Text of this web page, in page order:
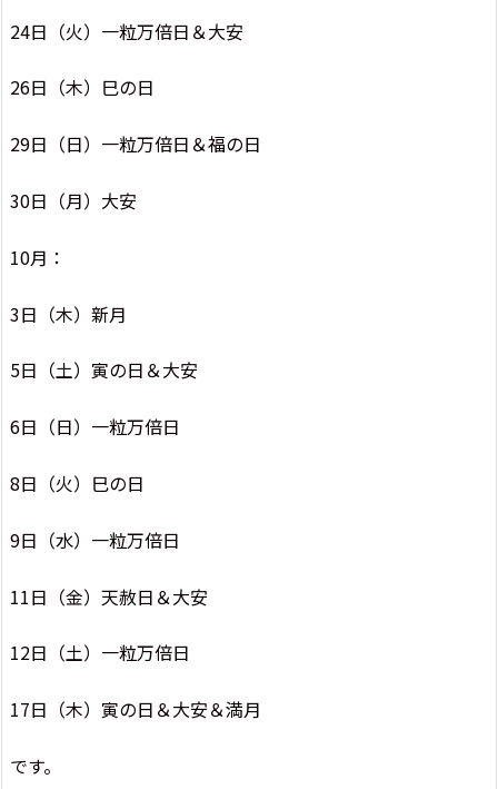
24日（火）一粒万倍日＆大安
26日（木）巳の日
29日（日）一粒万倍日＆福の日
30日（月）大安
10月：
3日（木）新月
5日（土）寅の日＆大安
6日（日）一粒万倍日
8日（火）巳の日
9日（水）一粒万倍日
11日（金）天赦日＆大安
12日（土）一粒万倍日
17日（木）寅の日＆大安＆満月
です。